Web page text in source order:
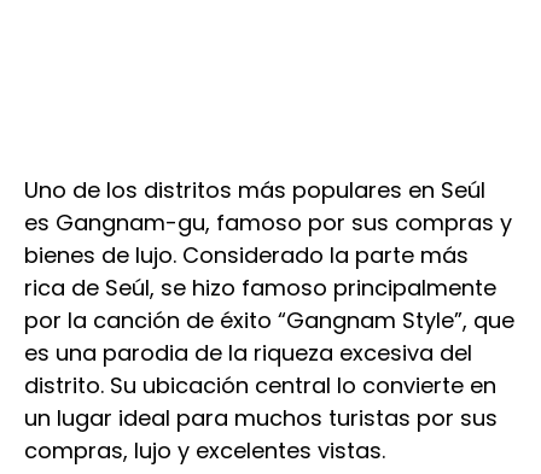
Uno de los distritos más populares en Seúl
es Gangnam-gu, famoso por sus compras y
bienes de lujo. Considerado la parte más
rica de Seúl, se hizo famoso principalmente
por la canción de éxito “Gangnam Style”, que
es una parodia de la riqueza excesiva del
distrito. Su ubicación central lo convierte en
un lugar ideal para muchos turistas por sus
compras, lujo y excelentes vistas.